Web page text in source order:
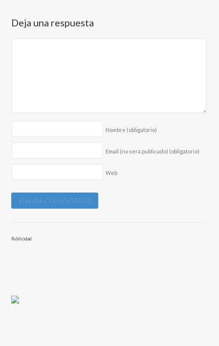
Deja una respuesta
Nombre (obligatorio)
Email (no será publicado) (obligatorio)
Web
Publicidad